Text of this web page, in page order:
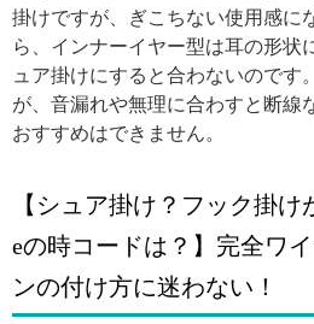
掛けですが、ぎこちない使用感に
ら、インナーイヤー型は耳の形状
ュア掛けにすると合わないのです
が、音漏れや無理に合わすと断線
おすすめはできません。
【シュア掛け？フック掛
eの時コードは？】完全ワ
ンの付け方に迷わない！